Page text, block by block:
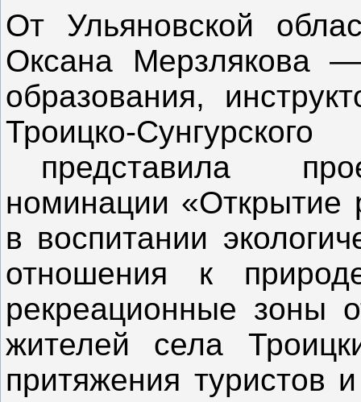
От Ульяновской
Оксана Мерзлякова
образования,
Троицко-
представила
номинации «Открытие
в воспитании
отношения к
рекреационные зоны
жителей села
притяжения туристов